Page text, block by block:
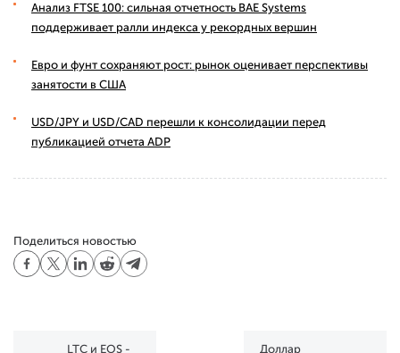
Анализ FTSE 100: сильная отчетность BAE Systems
поддерживает ралли индекса у рекордных вершин
Евро и фунт сохраняют рост: рынок оценивает перспективы
занятости в США
USD/JPY и USD/CAD перешли к консолидации перед
публикацией отчета ADP
Поделиться новостью
LTC и EOS -
Доллар